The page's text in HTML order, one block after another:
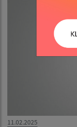
11.02.2025